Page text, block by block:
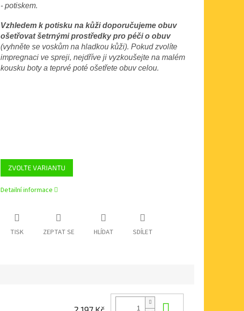
ZVOLTE VARIANTU
- potiskem.
Vzhledem k potisku na kůži doporučujeme obuv
ošetřovat šetrnými prostředky pro péči o obuv
(vyhněte se voskům na hladkou kůži). Pokud zvolíte
impregnaci ve spreji, nejdříve ji vyzkoušejte na malém
kousku boty a teprvé poté ošetřete obuv celou.
Detailní informace
TISK ZEPTAT SE HLÍDAT SDÍLET